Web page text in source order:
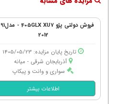
2012
تاریخ پایان مزایده: 1405/05/23
آذربایجان شرقی - میانه
سواری و وانت و پیکاپ
اطلاعات بیشتر